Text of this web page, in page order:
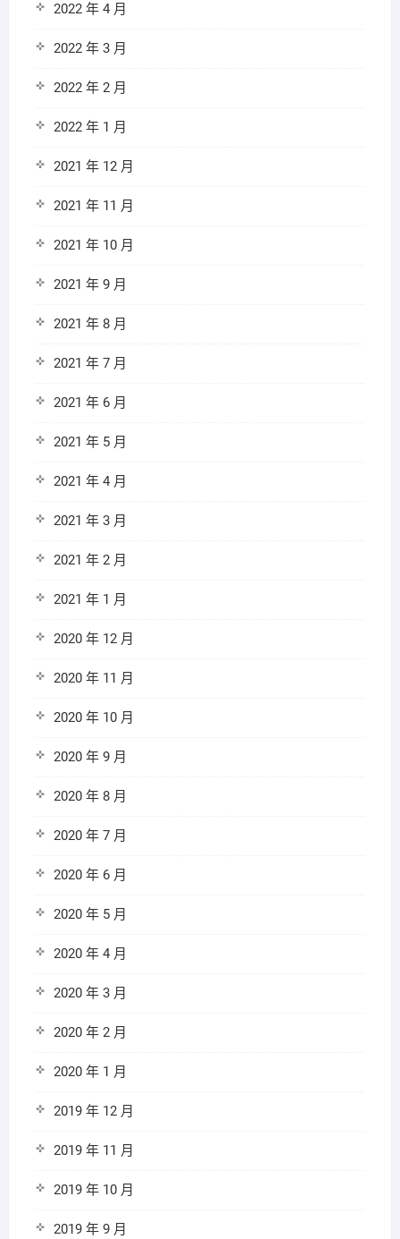
2022 年 4 月
2022 年 3 月
2022 年 2 月
2022 年 1 月
2021 年 12 月
2021 年 11 月
2021 年 10 月
2021 年 9 月
2021 年 8 月
2021 年 7 月
2021 年 6 月
2021 年 5 月
2021 年 4 月
2021 年 3 月
2021 年 2 月
2021 年 1 月
2020 年 12 月
2020 年 11 月
2020 年 10 月
2020 年 9 月
2020 年 8 月
2020 年 7 月
2020 年 6 月
2020 年 5 月
2020 年 4 月
2020 年 3 月
2020 年 2 月
2020 年 1 月
2019 年 12 月
2019 年 11 月
2019 年 10 月
2019 年 9 月